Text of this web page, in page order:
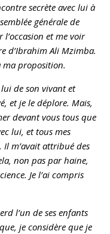
secrète avec lui à
générale de
l’occasion et me voir
d’Ibrahim Ali Mzimba.
ma proposition.
de son vivant et
et je le déplore. Mais,
devant vous tous que
lui, et tous mes
m’avait attribué des
non pas par haine,
Je l’ai compris
l’un de ses enfants
je considère que je